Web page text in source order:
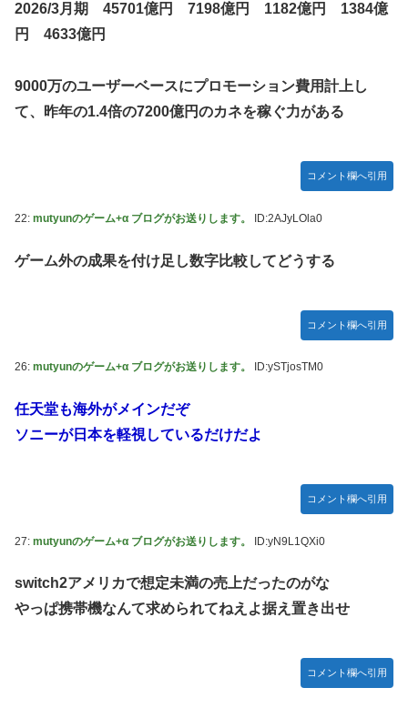
2026/3月期 45701億円 7198億円 1182億円 1384億
円 4633億円
9000万のユーザーベースにプロモーション費用計上し
て、昨年の1.4倍の7200億円のカネを稼ぐ力がある
コメント欄へ引用
22: mutyunのゲーム+α ブログがお送りします。 ID:2AJyLOla0
ゲーム外の成果を付け足し数字比較してどうする
コメント欄へ引用
26: mutyunのゲーム+α ブログがお送りします。 ID:ySTjosTM0
任天堂も海外がメインだぞ
ソニーが日本を軽視しているだけだよ
コメント欄へ引用
27: mutyunのゲーム+α ブログがお送りします。 ID:yN9L1QXi0
switch2アメリカで想定未満の売上だったのがな
やっぱ携帯機なんて求められてねえよ据え置き出せ
コメント欄へ引用